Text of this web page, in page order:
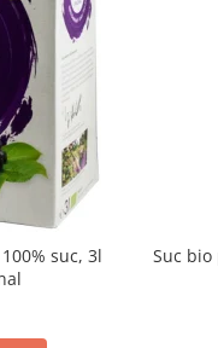
suc, 3l
Suc bio